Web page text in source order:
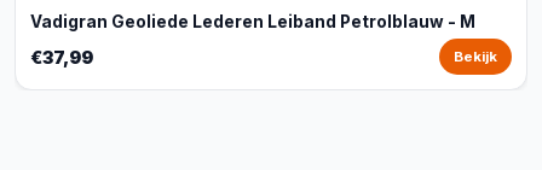
Vadigran Geoliede Lederen Leiband Petrolblauw - M
€37,99 Bekijk